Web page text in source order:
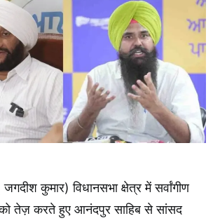
कुमार) विधानसभा क्षेत्र में सर्वांगीण
को तेज़ करते हुए आनंदपुर साहिब से सांसद